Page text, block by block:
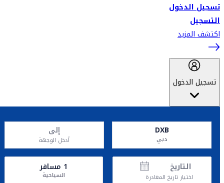
تسجيل الدخول
التسجيل
اكتشف المزيد
تسجيل الدخول
DXB
دبي
إلى
أدخل الوجهة
التاريخ
اختيار تاريخ المغادرة
1 مسافر
السياحية